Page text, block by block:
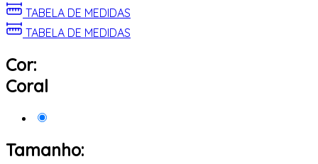
TABELA DE MEDIDAS
TABELA DE MEDIDAS
Cor:
Coral
Tamanho: